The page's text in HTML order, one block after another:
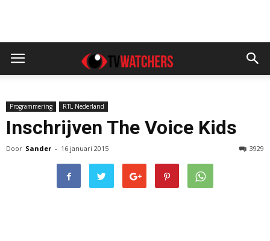
Programmering RTL Nederland
Inschrijven The Voice Kids
Door Sander - 16 januari 2015 3929